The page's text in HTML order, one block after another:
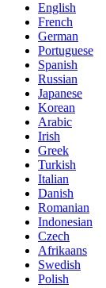
English
French
German
Portuguese
Spanish
Russian
Japanese
Korean
Arabic
Irish
Greek
Turkish
Italian
Danish
Romanian
Indonesian
Czech
Afrikaans
Swedish
Polish